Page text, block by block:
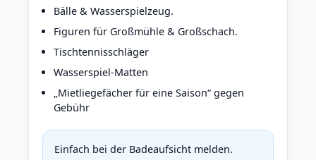
Bälle & Wasserspielzeug.
Figuren für Großmühle & Großschach.
Tischtennisschläger
Wasserspiel-Matten
„Mietliegefächer für eine Saison“ gegen
Gebühr
Einfach bei der Badeaufsicht melden.